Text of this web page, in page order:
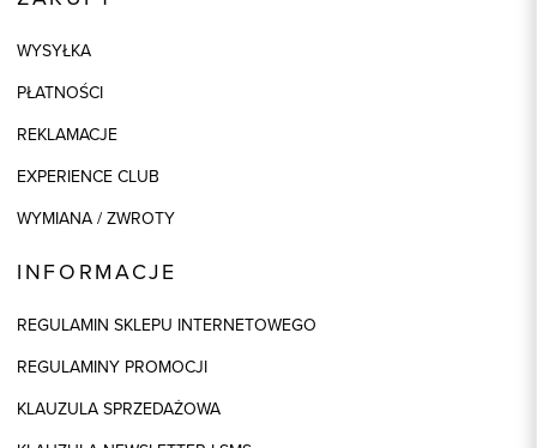
WYSYŁKA
PŁATNOŚCI
REKLAMACJE
EXPERIENCE CLUB
WYMIANA / ZWROTY
INFORMACJE
REGULAMIN SKLEPU INTERNETOWEGO
REGULAMINY PROMOCJI
KLAUZULA SPRZEDAŻOWA